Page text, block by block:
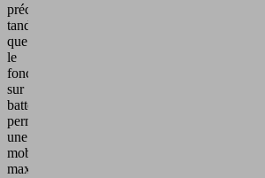
précis,
tandis
que
le
fonctionnement
sur
batterie
permet
une
mobilité
maximale.